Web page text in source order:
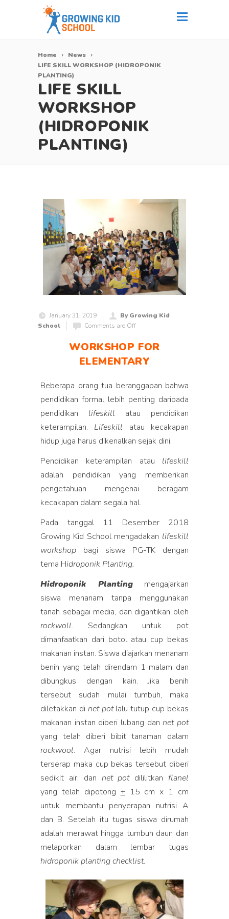
Home
News
LIFE SKILL WORKSHOP (HIDROPONIK
PLANTING)
LIFE SKILL
WORKSHOP
(HIDROPONIK
PLANTING)
January 31, 2019
By Growing Kid
School
Comments are Off
WORKSHOP FOR
ELEMENTARY
Beberapa orang tua beranggapan bahwa
pendidikan formal lebih penting daripada
pendidikan lifeskill atau pendidikan
keterampilan. Lifeskill atau kecakapan
hidup juga harus dikenalkan sejak dini.
Pendidikan keterampilan atau lifeskill
adalah pendidikan yang memberikan
pengetahuan mengenai beragam
kecakapan dalam segala hal.
Pada tanggal 11 Desember 2018
Growing Kid School mengadakan lifeskill
workshop bagi siswa PG-TK dengan
tema Hidroponik Planting.
Hidroponik Plantingmengajarkan
siswa menanam tanpa menggunakan
tanah sebagai media, dan digantikan oleh
rockwoll. Sedangkan untuk pot
dimanfaatkan dari botol atau cup bekas
makanan instan. Siswa diajarkan menanam
benih yang telah direndam 1 malam dan
dibungkus dengan kain. Jika benih
tersebut sudah mulai tumbuh, maka
diletakkan di net potlalu tutup cup bekas
makanan instan diberi lubang dannet pot
yang telah diberi bibit tanaman dalam
rockwool. Agar nutrisi lebih mudah
terserap maka cup bekas tersebut diberi
sedikit air, dan net potdililitkanflanel
yang telah dipotong +15 cm x 1 cm
untuk membantu penyerapan nutrisi A
dan B. Setelah itu tugas siswa dirumah
adalah merawat hingga tumbuh daun dan
melaporkan dalam lembar tugas
hidroponik planting checklist.